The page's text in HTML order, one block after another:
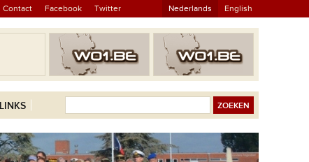
Contact Facebook Twitter Nederlands English
LINKS